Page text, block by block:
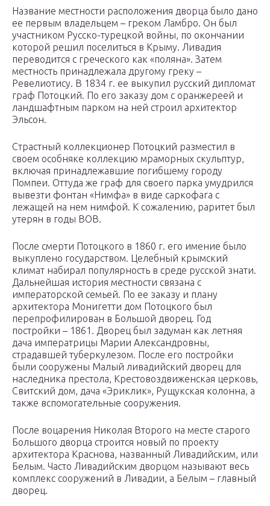
Название местности расположения дворца было дано
ее первым владельцем – греком Ламбро. Он был
участником Русско-турецкой войны, по окончании
которой решил поселиться в Крыму. Ливадия
переводится с греческого как «поляна». Затем
местность принадлежала другому греку –
Ревелиотису. В 1834 г. ее выкупил русский дипломат
граф Потоцкий. По его заказу дом с оранжереей и
ландшафтным парком на ней строил архитектор
Эльсон.
Страстный коллекционер Потоцкий разместил в
своем особняке коллекцию мраморных скульптур,
включая принадлежавшие погибшему городу
Помпеи. Оттуда же граф для своего парка умудрился
вывезти фонтан «Нимфа» в виде саркофага с
лежащей на нем нимфой. К сожалению, раритет был
утерян в годы ВОВ.
После смерти Потоцкого в 1860 г. его имение было
выкуплено государством. Целебный крымский
климат набирал популярность в среде русской знати.
Дальнейшая история местности связана с
императорской семьей. По ее заказу и плану
архитектора Монигетти дом Потоцкого был
перепрофилирован в Большой дворец. Год
постройки – 1861. Дворец был задуман как летняя
дача императрицы Марии Александровны,
страдавшей туберкулезом. После его постройки
были сооружены Малый ливадийский дворец для
наследника престола, Крестовоздвиженская церковь,
Свитский дом, дача «Эриклик», Рущукская колонна, а
также вспомогательные сооружения.
После воцарения Николая Второго на месте старого
Большого дворца строится новый по проекту
архитектора Краснова, названный Ливадийским, или
Белым. Часто Ливадийским дворцом называют весь
комплекс сооружений в Ливадии, а Белым – главный
дворец.